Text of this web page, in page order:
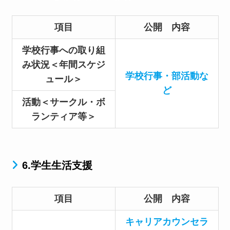
項目 公開 内容
学校行事への取り組
み状況＜年間スケジ
ュール＞
学校行事・部活動な
ど
活動＜サークル・ボ
ランティア等＞
6.学生生活支援
項目 公開 内容
キャリアカウンセラ